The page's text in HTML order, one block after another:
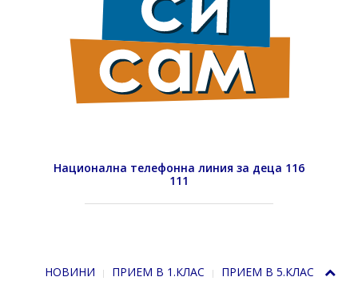
Национална телефонна линия за деца 116
111
НОВИНИ ПРИЕМ В 1.КЛАС ПРИЕМ В 5.КЛАС